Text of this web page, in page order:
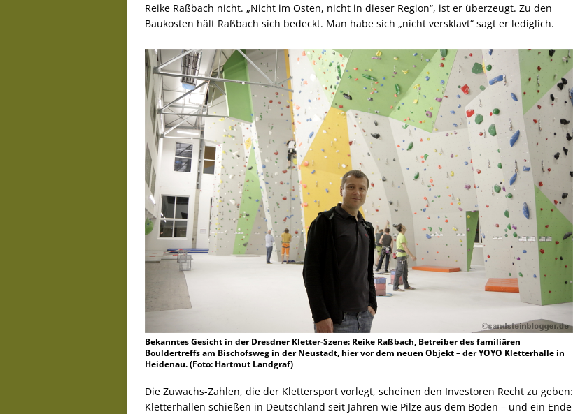
Reike Raßbach nicht. „Nicht im Osten, nicht in dieser Region“, ist er überzeugt. Zu den
Baukosten hält Raßbach sich bedeckt. Man habe sich „nicht versklavt“ sagt er lediglich.
Bekanntes Gesicht in der Dresdner Kletter-Szene: Reike Raßbach, Betreiber des familiären
Bouldertreffs am Bischofsweg in der Neustadt, hier vor dem neuen Objekt – der YOYO Kletterhalle in
Heidenau. (Foto: Hartmut Landgraf)
Die Zuwachs-Zahlen, die der Klettersport vorlegt, scheinen den Investoren Recht zu geben:
Kletterhallen schießen in Deutschland seit Jahren wie Pilze aus dem Boden – und ein Ende